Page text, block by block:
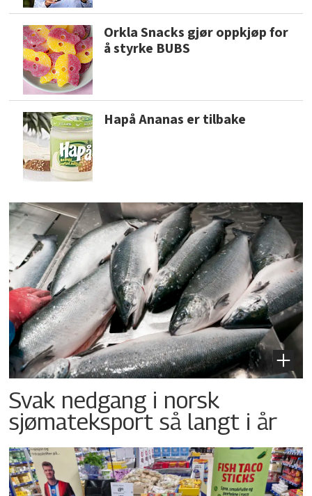
Orkla Snacks gjør oppkjøp for
å styrke BUBS
Hapå Ananas er tilbake
Svak nedgang i norsk
sjømateksport så langt i år